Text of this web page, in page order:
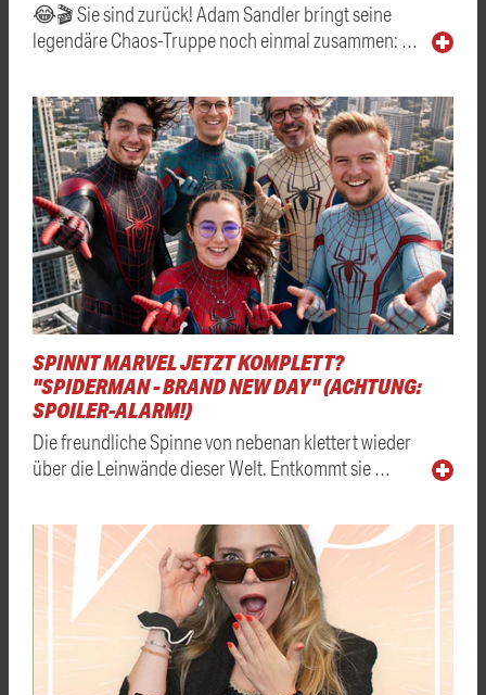
😂🎬 Sie sind zurück! Adam Sandler bringt seine
legendäre Chaos-Truppe noch einmal zusammen: …
SPINNT MARVEL JETZT KOMPLETT?
"SPIDERMAN - BRAND NEW DAY" (ACHTUNG:
SPOILER-ALARM!)
Die freundliche Spinne von nebenan klettert wieder
über die Leinwände dieser Welt. Entkommt sie …